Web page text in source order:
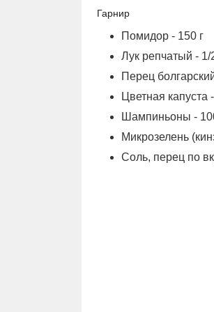
Гарнир
Помидор - 150 г
Лук репчатый - 1/
Перец
Цветная капуста
Шампиньоны -
Микрозелень
Соль, перец по